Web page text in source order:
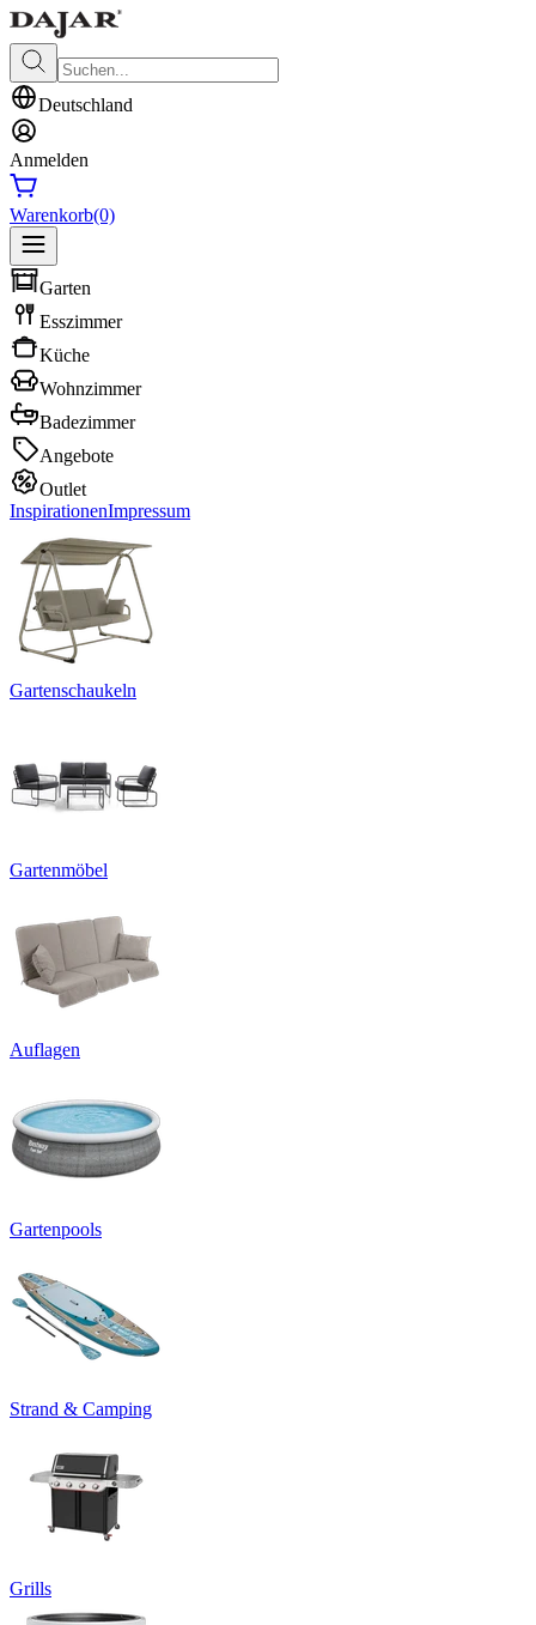
Deutschland
Anmelden
Warenkorb(0)
Garten
Esszimmer
Küche
Wohnzimmer
Badezimmer
Angebote
Outlet
InspirationenImpressum
Gartenschaukeln
Gartenmöbel
Auflagen
Gartenpools
Strand & Camping
Grills